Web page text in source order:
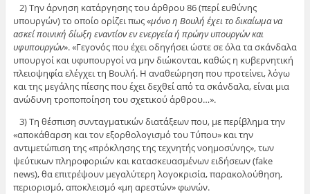
2) Την άρνηση κατάργησης του άρθρου 86 (περί ευθύνης
υπουργών) το οποίο ορίζει πως «μόνο η Βουλή έχει το δικαίωμα να
ασκεί ποινική δίωξη εναντίον εν ενεργεία ή πρώην υπουργών και
υφυπουργών». «Γεγονός που έχει οδηγήσει ώστε σε όλα τα σκάνδαλα
υπουργοί και υφυπουργοί να μην διώκονται, καθώς η κυβερνητική
πλειοψηφία ελέγχει τη Βουλή. Η αναθεώρηση που προτείνει, λόγω
και της μεγάλης πίεσης που έχει δεχθεί από τα σκάνδαλα, είναι μια
ανώδυνη τροποποίηση του σχετικού άρθρου…».
3) Τη θέσπιση συνταγματικών διατάξεων που, με περίβλημα την
«αποκάθαρση και τον εξορθολογισμό του Τύπου» και την
αντιμετώπιση της «πρόκλησης της τεχνητής νοημοσύνης», των
ψεύτικων πληροφοριών και κατασκευασμένων ειδήσεων (fake
news), θα επιτρέψουν μεγαλύτερη λογοκρισία, παρακολούθηση,
περιορισμό, αποκλεισμό «μη αρεστών» φωνών.